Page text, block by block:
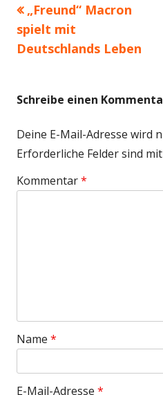
Vorheriger
Beitrag:
„Freund“ Macron
spielt mit
Deutschlands Leben
Schreibe einen
Deine E-Mail-Adresse wird
Erforderliche Felder sind mit
Kommentar*
Name *
E-Mail-Adresse *